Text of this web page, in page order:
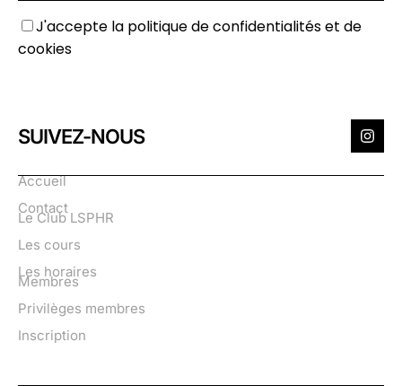
J'accepte la politique de confidentialités et de
cookies
SUIVEZ-NOUS
Accueil
Contact
Le Club LSPHR
Les cours
Les horaires
Membres
Privilèges membres
Inscription